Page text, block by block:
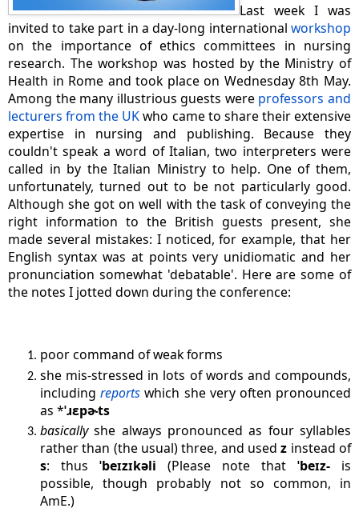
Last week I was
invited to take part in a day-long international workshop
on the importance of ethics committees in nursing
research. The workshop was hosted by the Ministry of
Health in Rome and took place on Wednesday 8th May.
Among the many illustrious guests were professors and
lecturers from the UKwho came to share their extensive
expertise in nursing and publishing. Because they
couldn't speak a word of Italian, two interpreters were
called in by the Italian Ministry to help. One of them,
unfortunately, turned out to be not particularly good.
Although she got on well with the task of conveying the
right information to the British guests present, she
made several mistakes: I noticed, for example, that her
English syntax was at points very unidiomatic and her
pronunciation somewhat 'debatable'. Here are some of
the notes I jotted down during the conference:
poor command of weak forms
she mis-stressed in lots of words and compounds,
includingreports which she very often pronounced
as *ˈɹɛpɚts
basicallyshe always pronounced as four syllables
rather than (the usual) three, and usedz instead of
s: thus ˈbeɪzɪkəli (Please note that ˈbeɪz- is
possible, though probably not so common, in
AmE.)